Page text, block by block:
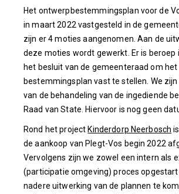
Het ontwerpbestemmingsplan voor de
in maart 2022 vastgesteld in de
zijn er 4 moties aangenomen. Aan de
deze moties wordt gewerkt. Er is beroep
het besluit van de gemeenteraad om het
bestemmingsplan vast te stellen. We
van de behandeling van de ingediende
Raad van State. Hiervoor is nog geen
Rond het project Kinderdorp Neerbosch
de aankoop van Plegt-Vos begin 2022
Vervolgens zijn we zowel een intern als
(participatie omgeving) proces
nadere uitwerking van de plannen te